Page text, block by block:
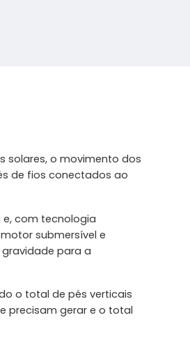
solares, o movimento dos
de fios conectados ao
com tecnologia
submersível e
para a
o total de pés verticais
precisam gerar e o total